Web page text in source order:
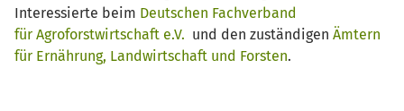
Interessierte beim Deutschen Fachverband
für Agroforstwirtschaft e.V. und den zuständigen Ämtern
für Ernährung, Landwirtschaft und Forsten.